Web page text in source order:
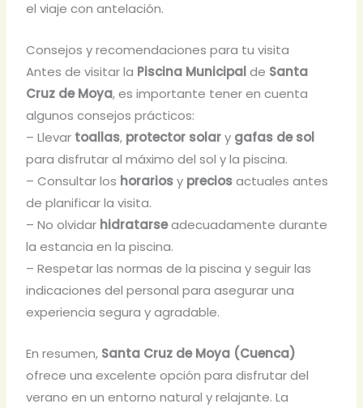
el viaje con antelación.
Consejos y recomendaciones para tu visita
Antes de visitar la Piscina Municipalde Santa
Cruz de Moya, es importante tener en cuenta
algunos consejos prácticos:
– Llevar toallas, protector solary gafas de sol
para disfrutar al máximo del sol y la piscina.
– Consultar los horariosy preciosactuales antes
de planificar la visita.
– No olvidar hidratarseadecuadamente durante
la estancia en la piscina.
– Respetar las normas de la piscina y seguir las
indicaciones del personal para asegurar una
experiencia segura y agradable.
En resumen, Santa Cruz de Moya (Cuenca)
ofrece una excelente opción para disfrutar del
verano en un entorno natural y relajante. La